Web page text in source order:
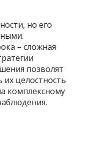
но его
– сложная
позволят
целостность
комплексному